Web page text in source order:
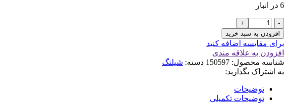
6 در انبار
شیلنگ
برگشت
روغن
پمپ
هیدرو
لیک
فرمان
405
SUNSKY
افزودن به سبد خرید
برای مقایسه اضافه کنید
افزودن به علاقه مندی
شناسه محصول: 150597 دسته: شیلنگ
به اشتراک بگذارید:
توضیحات
توضیحات تکمیلی